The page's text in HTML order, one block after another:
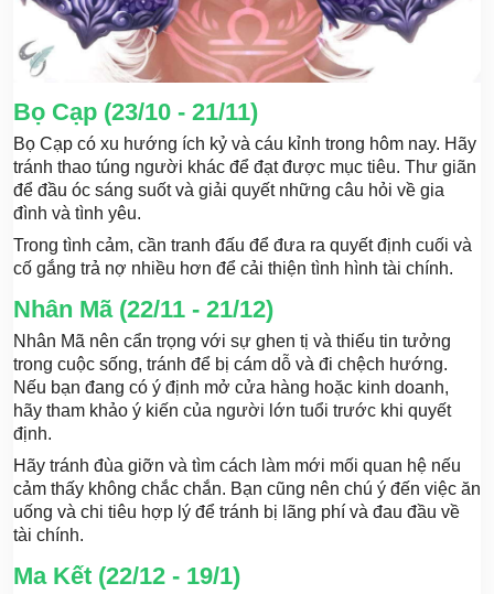
Bọ Cạp (23/10 - 21/11)
Bọ Cạp có xu hướng ích kỷ và cáu kỉnh trong hôm nay. Hãy
tránh thao túng người khác để đạt được mục tiêu. Thư giãn
để đầu óc sáng suốt và giải quyết những câu hỏi về gia
đình và tình yêu.
Trong tình cảm, cần tranh đấu để đưa ra quyết định cuối và
cố gắng trả nợ nhiều hơn để cải thiện tình hình tài chính.
Nhân Mã (22/11 - 21/12)
Nhân Mã nên cẩn trọng với sự ghen tị và thiếu tin tưởng
trong cuộc sống, tránh để bị cám dỗ và đi chệch hướng.
Nếu bạn đang có ý định mở cửa hàng hoặc kinh doanh,
hãy tham khảo ý kiến của người lớn tuổi trước khi quyết
định.
Hãy tránh đùa giỡn và tìm cách làm mới mối quan hệ nếu
cảm thấy không chắc chắn. Bạn cũng nên chú ý đến việc ăn
uống và chi tiêu hợp lý để tránh bị lãng phí và đau đầu về
tài chính.
Ma Kết (22/12 - 19/1)